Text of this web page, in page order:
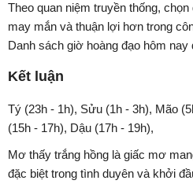
Theo quan niệm truyền thống,
may mắn và thuận lợi hơn trong
Danh sách giờ hoàng đạo hôm
Kết luận
Tý (23h - 1h), Sửu (1h - 3h), Mão
(15h - 17h), Dậu (17h - 19h),
Mơ thấy trắng hồng là giấc mơ
đặc biệt trong tình duyên và khởi